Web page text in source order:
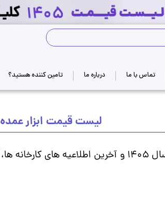
تماس با ما درباره ما تامین کننده هستید؟
لیست قیمت ابزار عمده
کنید.